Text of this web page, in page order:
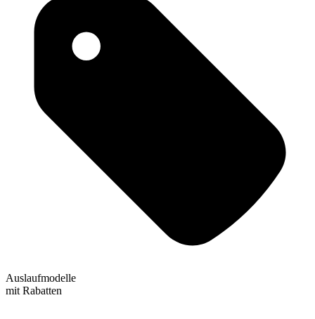
Auslaufmodelle
mit Rabatten